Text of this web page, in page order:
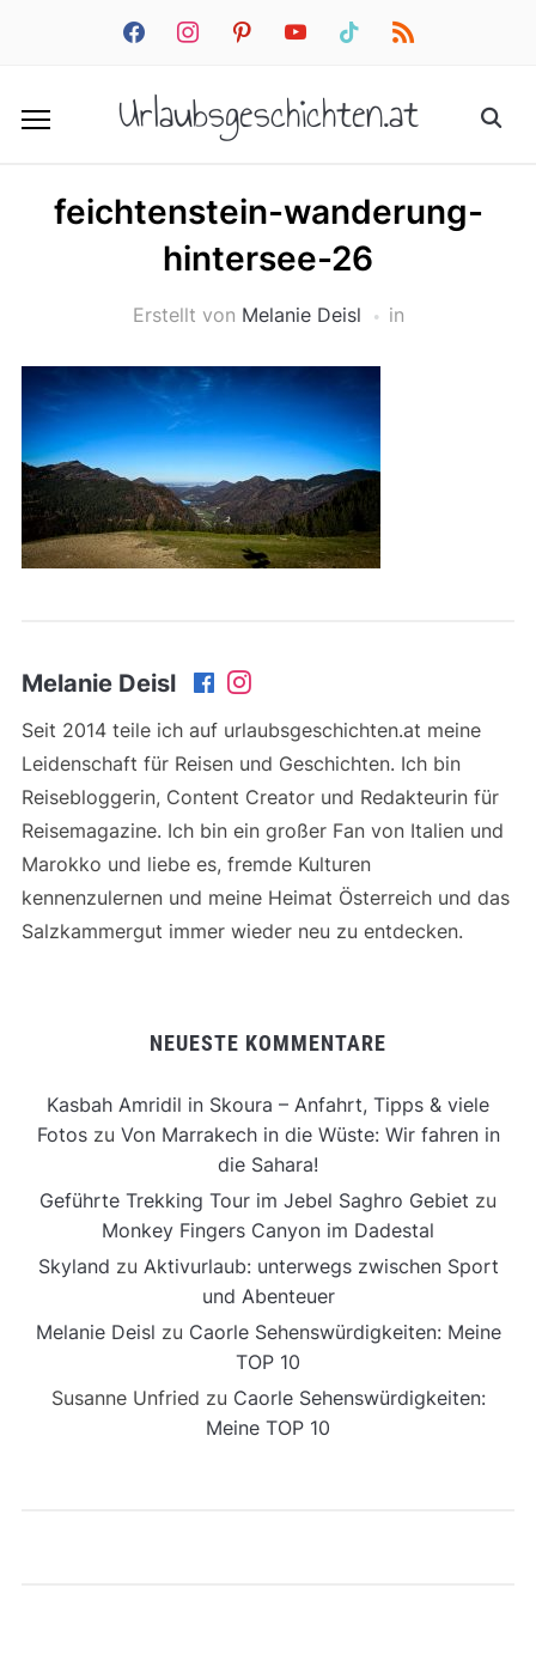
facebookinstagrampinterestyoutube tiktok rss
Urlaubsgeschichten.at
feichtenstein-wanderung-
hintersee-26
Erstellt von Melanie Deisl in
Melanie Deisl
Seit 2014 teile ich auf urlaubsgeschichten.at meine
Leidenschaft für Reisen und Geschichten. Ich bin
Reisebloggerin, Content Creator und Redakteurin für
Reisemagazine. Ich bin ein großer Fan von Italien und
Marokko und liebe es, fremde Kulturen
kennenzulernen und meine Heimat Österreich und das
Salzkammergut immer wieder neu zu entdecken.
NEUESTE KOMMENTARE
Kasbah Amridil in Skoura – Anfahrt, Tipps & viele
Fotoszu Von Marrakech in die Wüste: Wir fahren in
die Sahara!
Geführte Trekking Tour im Jebel Saghro Gebiet zu
Monkey Fingers Canyon im Dadestal
Skyland zu Aktivurlaub: unterwegs zwischen Sport
und Abenteuer
Melanie Deisl zu Caorle Sehenswürdigkeiten: Meine
TOP 10
Susanne Unfried zu Caorle Sehenswürdigkeiten:
Meine TOP 10